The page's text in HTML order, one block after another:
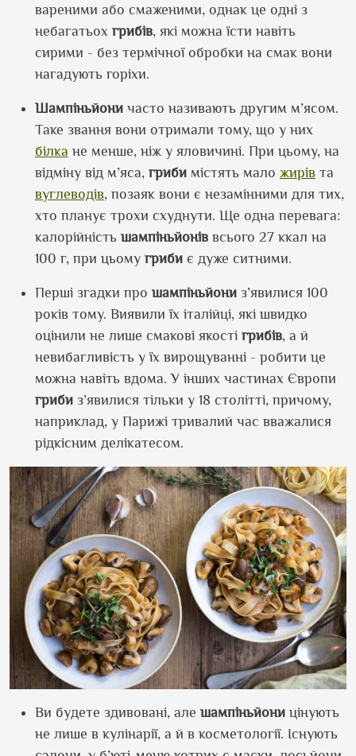
вареними або смаженими, однак це одні з
небагатьох грибів, які можна їсти навіть
сирими - без термічної обробки на смак вони
нагадують горіхи.
Шампіньйони часто називають другим м’ясом.
Таке звання вони отримали тому, що у них
білка не менше, ніж у яловичині. При цьому, на
відміну від м’яса, гриби містять мало жирів та
вуглеводів, позаяк вони є незамінними для тих,
хто планує трохи схуднути. Ще одна перевага:
калорійність шампіньйонів всього 27 ккал на
100 г, при цьому гриби є дуже ситними.
Перші згадки про шампіньйони з’явилися 100
років тому. Виявили їх італійці, які швидко
оцінили не лише смакові якості грибів, а й
невибагливість у їх вирощуванні - робити це
можна навіть вдома. У інших частинах Європи
гриби з’явилися тільки у 18 столітті, причому,
наприклад, у Парижі тривалий час вважалися
рідкісним делікатесом.
Ви будете здивовані, але шампіньйони цінують
не лише в кулінарії, а й в косметології. Існують